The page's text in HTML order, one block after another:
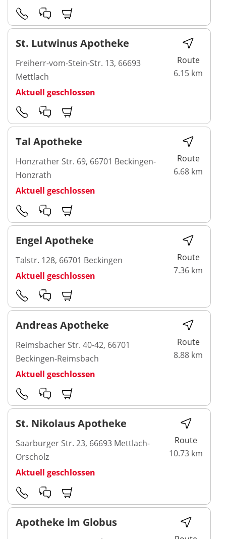
St. Lutwinus Apotheke
Freiherr-vom-Stein-Str. 13, 66693
Mettlach
Aktuell geschlossen
Route
6.15 km
Tal Apotheke
Honzrather Str. 69, 66701 Beckingen-
Honzrath
Aktuell geschlossen
Route
6.68 km
Engel Apotheke
Talstr. 128, 66701 Beckingen
Aktuell geschlossen
Route
7.36 km
Andreas Apotheke
Reimsbacher Str. 40-42, 66701
Beckingen-Reimsbach
Aktuell geschlossen
Route
8.88 km
St. Nikolaus Apotheke
Saarburger Str. 23, 66693 Mettlach-
Orscholz
Aktuell geschlossen
Route
10.73 km
Apotheke im Globus